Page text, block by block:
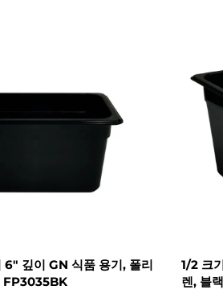
6" 깊이 GN 식품 용기, 폴리
FP3035BK
1/2 크
렌, 블